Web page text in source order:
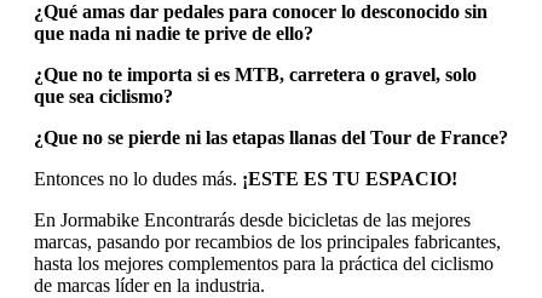
¿Qué amas dar pedales para conocer lo desconocido sin
que nada ni nadie te prive de ello?
¿Que no te importa si es MTB, carretera o gravel, solo
que sea ciclismo?
¿Que no se pierde ni las etapas llanas del Tour de France?
Entonces no lo dudes más. ¡ESTE ES TU ESPACIO!
En Jormabike Encontrarás desde bicicletas de las mejores
marcas, pasando por recambios de los principales fabricantes,
hasta los mejores complementos para la práctica del ciclismo
de marcas líder en la industria.